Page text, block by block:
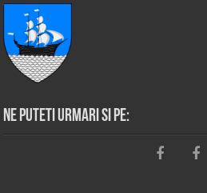
Ne puteti urmari si pe: